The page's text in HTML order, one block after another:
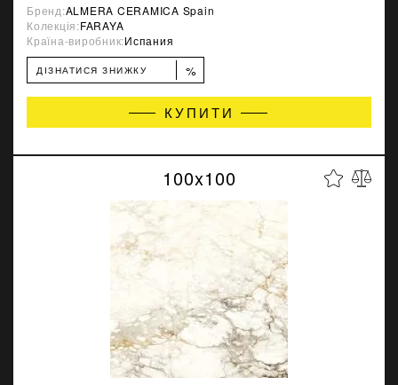
Бренд:ALMERA CERAMICA Spain
Колекція:FARAYA
Країна-виробник:Испания
ДІЗНАТИСЯ ЗНИЖКУ %
КУПИТИ
100x100